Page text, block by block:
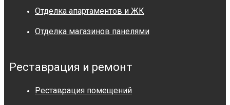
Отделка апартаментов и ЖК
Отделка магазинов панелями
Реставрация и ремонт
Реставрация помещений